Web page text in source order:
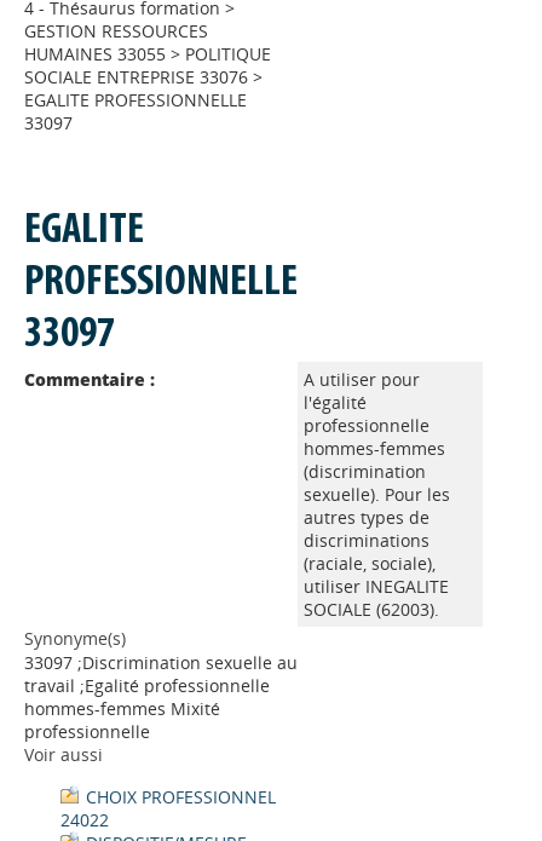
4 - Thésaurus formation >
GESTION RESSOURCES
HUMAINES 33055 > POLITIQUE
SOCIALE ENTREPRISE 33076 >
EGALITE PROFESSIONNELLE
33097
EGALITE
PROFESSIONNELLE
33097
Commentaire :
A utiliser pour
l'égalité
professionnelle
hommes-femmes
(discrimination
sexuelle). Pour les
autres types de
discriminations
(raciale, sociale),
utiliser INEGALITE
SOCIALE (62003).
Synonyme(s)
33097 ;Discrimination sexuelle au
travail ;Egalité professionnelle
hommes-femmes Mixité
professionnelle
Voir aussi
CHOIX PROFESSIONNEL
24022